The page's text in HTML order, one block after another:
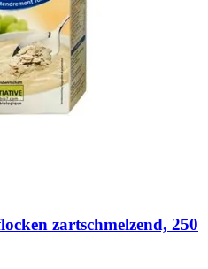
zartschmelzend, 250